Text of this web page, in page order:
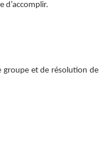
d’accomplir.
groupe et de résolution de